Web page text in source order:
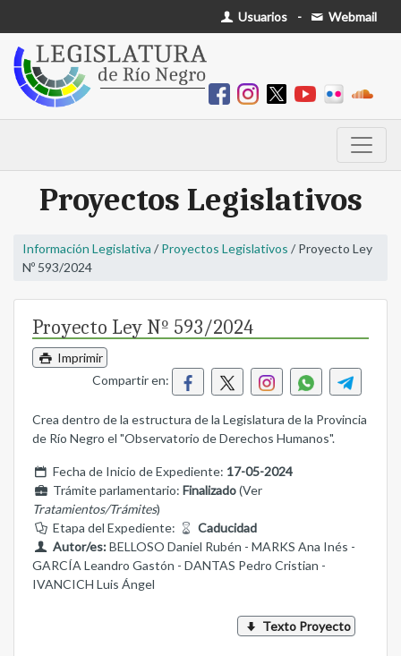
Usuarios - Webmail
Proyectos Legislativos
Información Legislativa / Proyectos Legislativos / Proyecto Ley
Nº 593/2024
Proyecto Ley Nº 593/2024
Imprimir
Compartir en:
Crea dentro de la estructura de la Legislatura de la Provincia
de Río Negro el "Observatorio de Derechos Humanos".
Fecha de Inicio de Expediente: 17-05-2024
Trámite parlamentario: Finalizado(Ver
Tratamientos/Trámites)
Etapa del Expediente:
Caducidad
Autor/es:BELLOSO Daniel Rubén - MARKS Ana Inés -
GARCÍA Leandro Gastón - DANTAS Pedro Cristian -
IVANCICH Luis Ángel
Texto Proyecto